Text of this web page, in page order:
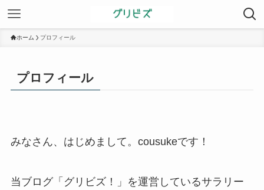
ホーム プロフィール
プロフィール
みなさん、はじめまして。cousukeです！
当ブログ「グリビズ！」を運営しているサラリー